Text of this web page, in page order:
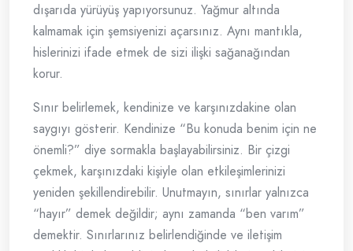
dışarıda yürüyüş yapıyorsunuz. Yağmur altında
kalmamak için şemsiyenizi açarsınız. Aynı mantıkla,
hislerinizi ifade etmek de sizi ilişki sağanağından
korur.
Sınır belirlemek, kendinize ve karşınızdakine olan
saygıyı gösterir. Kendinize “Bu konuda benim için ne
önemli?” diye sormakla başlayabilirsiniz. Bir çizgi
çekmek, karşınızdaki kişiyle olan etkileşimlerinizi
yeniden şekillendirebilir. Unutmayın, sınırlar yalnızca
“hayır” demek değildir; aynı zamanda “ben varım”
demektir. Sınırlarınız belirlendiğinde ve iletişim